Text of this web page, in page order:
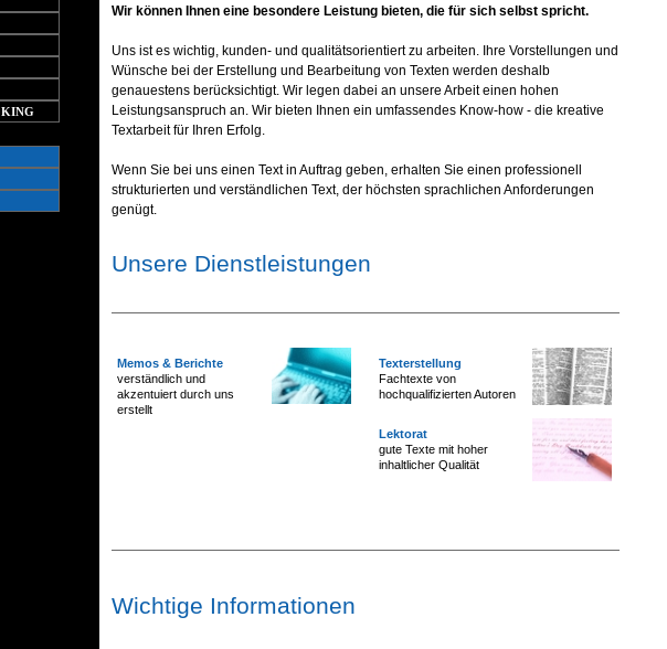
Wir können Ihnen eine besondere Leistung bieten, die für sich selbst spricht.
Uns ist es wichtig, kunden- und qualitätsorientiert zu arbeiten. Ihre Vorstellungen und
Wünsche bei der Erstellung und Bearbeitung von Texten werden deshalb
genauestens berücksichtigt. Wir legen dabei an unsere Arbeit einen hohen
Leistungsanspruch an. Wir bieten Ihnen ein umfassendes Know-how - die kreative
Textarbeit für Ihren Erfolg.
Wenn Sie bei uns einen Text in Auftrag geben, erhalten Sie einen professionell
strukturierten und verständlichen Text, der höchsten sprachlichen Anforderungen
genügt.
Unsere Dienstleistungen
Memos & Berichte
verständlich und
akzentuiert durch uns
erstellt
Texterstellung
Fachtexte von
hochqualifizierten Autoren
Lektorat
gute Texte mit hoher
inhaltlicher Qualität
Wichtige Informationen